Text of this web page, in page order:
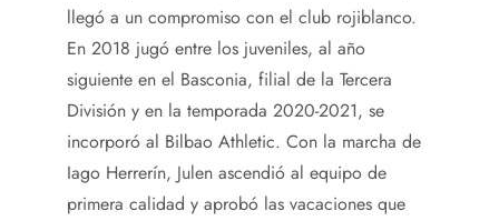
llegó a un compromiso con el club rojiblanco.
En 2018 jugó entre los juveniles, al año
siguiente en el Basconia, filial de la Tercera
División y en la temporada 2020-2021, se
incorporó al Bilbao Athletic. Con la marcha de
Iago Herrerín, Julen ascendió al equipo de
primera calidad y aprobó las vacaciones que